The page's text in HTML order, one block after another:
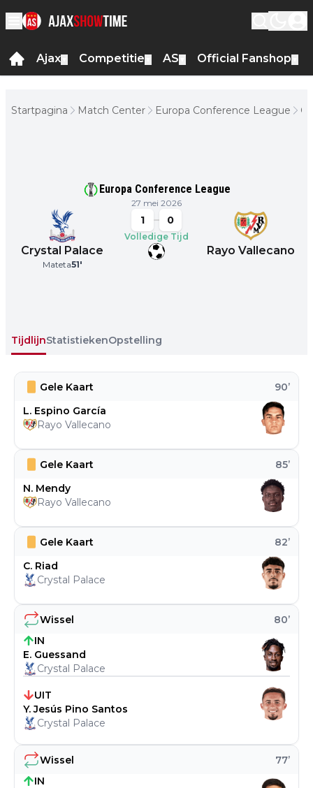
Ajax Competitie AS Official Fanshop
Startpagina Match Center Europa Conference League
Europa Conference League
27 mei 2026
Crystal Palace
Mateta51'
1 0
Volledige Tijd
Rayo Vallecano
TijdlijnStatistiekenOpstelling
Wissel 77’
IN
Wissel 80’
IN
E. Guessand
Crystal Palace
UIT
Y. Jesús Pino Santos
Crystal Palace
Gele Kaart 82’
C. Riad
Crystal Palace
Gele Kaart 85’
N. Mendy
Rayo Vallecano
Gele Kaart 90’
L. Espino García
Rayo Vallecano